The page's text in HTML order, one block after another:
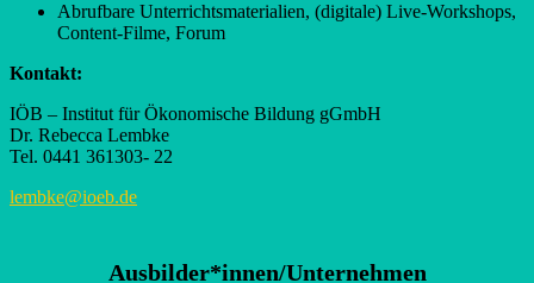
Abrufbare Unterrichtsmaterialien, (digitale) Live-Workshops,
Content-Filme, Forum
Kontakt:
IÖB – Institut für Ökonomische Bildung gGmbH
Dr. Rebecca Lembke
Tel. 0441 361303- 22
lembke@ioeb.de
Ausbilder*innen/Unternehmen